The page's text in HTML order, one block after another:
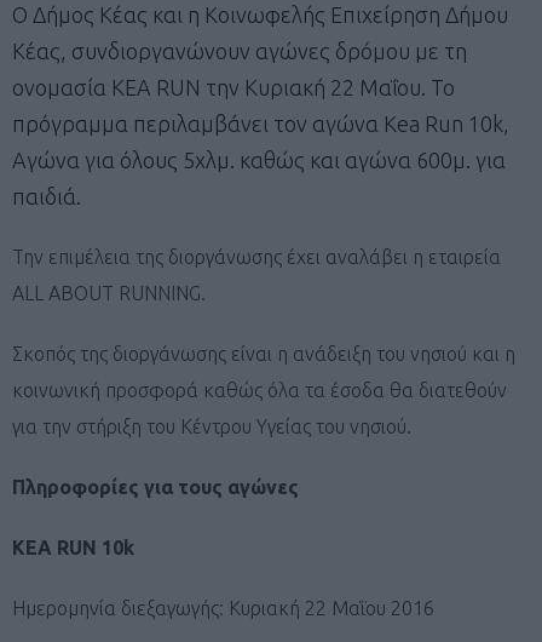
Ο Δήμος Κέας και η Κοινωφελής Επιχείρηση Δήμου
Κέας, συνδιοργανώνουν αγώνες δρόμου με τη
ονομασία KEA RUN την Κυριακή 22 Μαΐου. Το
πρόγραμμα περιλαμβάνει τον αγώνα Kea Run 10k,
Αγώνα για όλους 5χλμ. καθώς και αγώνα 600μ. για
παιδιά.
Την επιμέλεια της διοργάνωσης έχει αναλάβει η εταιρεία
ALL ABOUT RUNNING.
Σκοπός της διοργάνωσης είναι η ανάδειξη του νησιού και η
κοινωνική προσφορά καθώς όλα τα έσοδα θα διατεθούν
για την στήριξη του Κέντρου Υγείας του νησιού.
Πληροφορίες για τους αγώνες
ΚΕΑ RUN 10k
Ημερομηνία διεξαγωγής: Κυριακή 22 Μαΐου 2016